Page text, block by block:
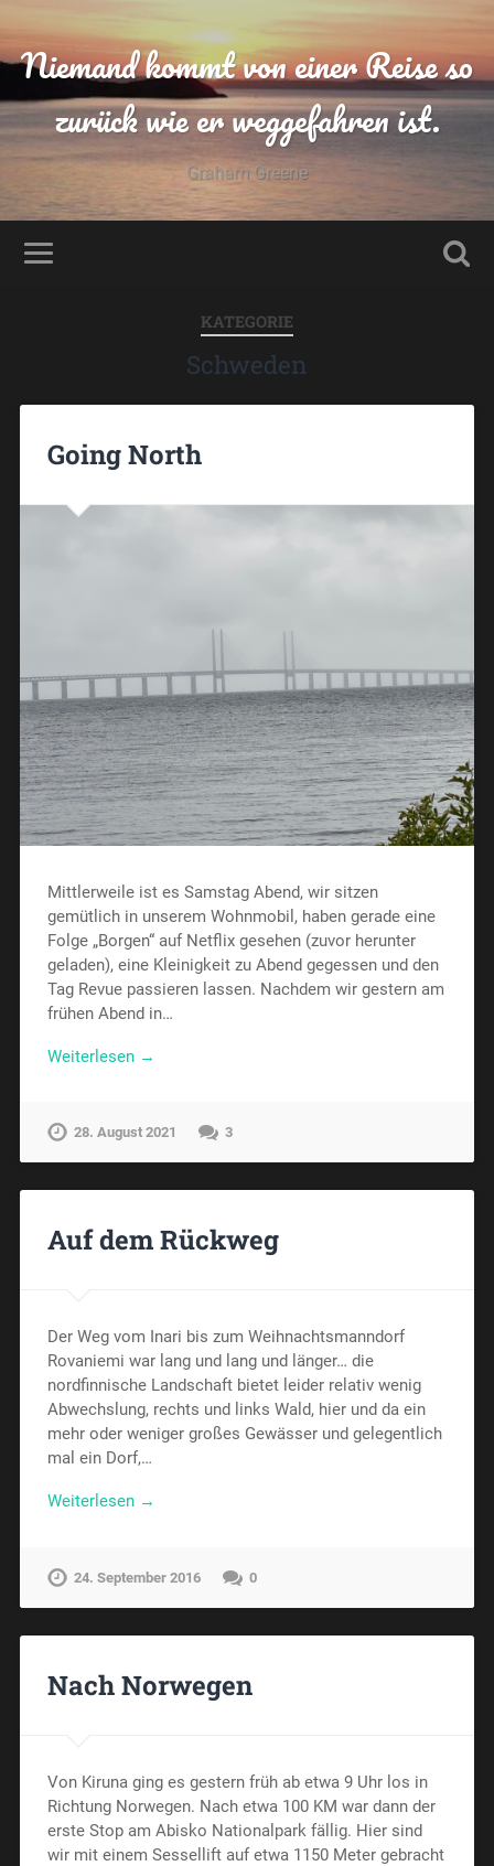
Niemand kommt von einer Reise so
zurück wie er weggefahren ist.
Graham Greene
KATEGORIE
Schweden
Going North
Mittlerweile ist es Samstag Abend, wir sitzen
gemütlich in unserem Wohnmobil, haben gerade eine
Folge „Borgen“ auf Netflix gesehen (zuvor herunter
geladen), eine Kleinigkeit zu Abend gegessen und den
Tag Revue passieren lassen. Nachdem wir gestern am
frühen Abend in…
Weiterlesen →
28. August 2021 3
Auf dem Rückweg
Der Weg vom Inari bis zum Weihnachtsmanndorf
Rovaniemi war lang und lang und länger… die
nordfinnische Landschaft bietet leider relativ wenig
Abwechslung, rechts und links Wald, hier und da ein
mehr oder weniger großes Gewässer und gelegentlich
mal ein Dorf,…
Weiterlesen →
24. September 2016 0
Nach Norwegen
Von Kiruna ging es gestern früh ab etwa 9 Uhr los in
Richtung Norwegen. Nach etwa 100 KM war dann der
erste Stop am Abisko Nationalpark fällig. Hier sind
wir mit einem Sessellift auf etwa 1150 Meter gebracht